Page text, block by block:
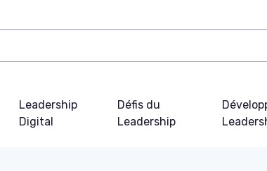
Leadership
Digital
Défis du
Leadership